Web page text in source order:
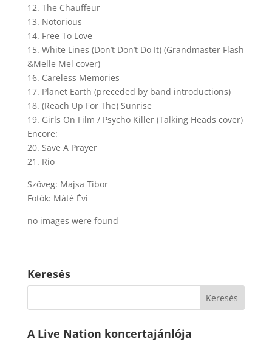
12. The Chauffeur
13. Notorious
14. Free To Love
15. White Lines (Don’t Don’t Do It) (Grandmaster Flash
&Melle Mel cover)
16. Careless Memories
17. Planet Earth (preceded by band introductions)
18. (Reach Up For The) Sunrise
19. Girls On Film / Psycho Killer (Talking Heads cover)
Encore:
20. Save A Prayer
21. Rio
Szöveg: Majsa Tibor
Fotók: Máté Évi
no images were found
Keresés
A Live Nation koncertajánlója